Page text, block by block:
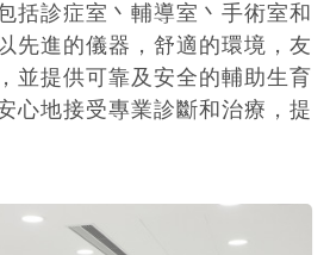
括診症室丶輔導室丶手術室和
先進的儀器，舒適的環境，友
並提供可靠及安全的輔助生育
心地接受專業診斷和治療，提